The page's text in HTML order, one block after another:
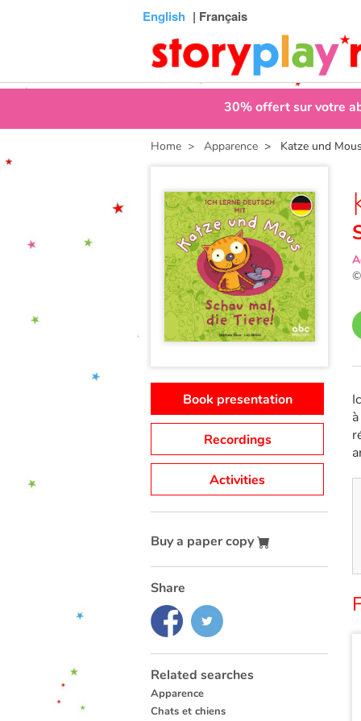
English | Français
30% offert sur votre
Home > Apparence > Katze und
Book presentation
Recordings
Activities
Buy a paper copy
Share
Related searches
Apparence
Chats et chiens